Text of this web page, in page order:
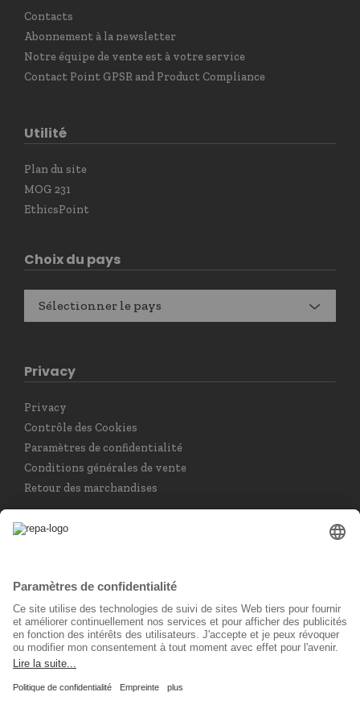
Contacts
Abonnement à la newsletter
Notre équipe de vente est à votre service
Contact Point GPSR and Product Compliance
Utilité
Plan du site
MOG 231
EthicsPoint
Choix du pays
Sélectionner le pays
Privacy
Privacy
Contrôle des Cookies
Paramètres de confidentialité
Conditions générales de vente
Retour des marchandises
Choisir la langue
Français
Réseau social